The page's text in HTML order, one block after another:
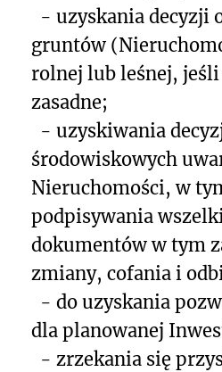
- uzyskania decyzji
gruntów
rolnej lub leśnej, jeśli
zasadne;
- uzyskiwania
środowiskowych
Nieruchomości, w
podpisywania
dokumentów w tym
zmiany, cofania i
- do uzyskania
dla planowanej
- zrzekania się